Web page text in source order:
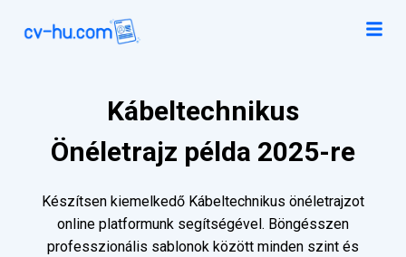
Kábeltechnikus
Önéletrajz példa 2025-re
Készítsen kiemelkedő Kábeltechnikus önéletrajzot
online platformunk segítségével. Böngésszen
professzionális sablonok között minden szint és